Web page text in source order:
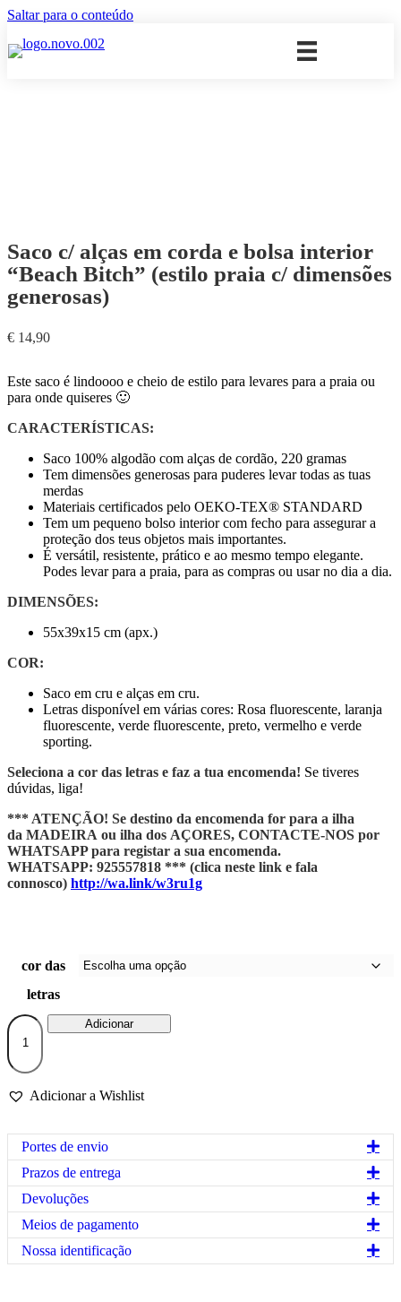
Saltar para o conteúdo
Saco c/ alças em corda e bolsa interior
“Beach Bitch” (estilo praia c/ dimensões
generosas)
€ 14,90
Este saco é lindoooo e cheio de estilo para levares para a praia ou
para onde quiseres 🙂
CARACTERÍSTICAS:
Saco 100% algodão com alças de cordão, 220 gramas
Tem dimensões generosas para puderes levar todas as tuas
merdas
Materiais certificados pelo OEKO-TEX® STANDARD
Tem um pequeno bolso interior com fecho para assegurar a
proteção dos teus objetos mais importantes.
É versátil, resistente, prático e ao mesmo tempo elegante.
Podes levar para a praia, para as compras ou usar no dia a dia.
DIMENSÕES:
55x39x15 cm (apx.)
COR:
Saco em cru e alças em cru.
Letras disponível em várias cores: Rosa fluorescente, laranja
fluorescente, verde fluorescente, preto, vermelho e verde
sporting.
Seleciona a cor das letras e faz a tua encomenda! Se tiveres
dúvidas, liga!
*** ATENÇÃO! Se destino da encomenda for para a ilha
da MADEIRA ou ilha dos AÇORES, CONTACTE-NOS por
WHATSAPP para registar a sua encomenda.
WHATSAPP: 925557818 *** (clica neste link e fala
connosco) http://wa.link/w3ru1g
cor das
letras
Quantidade
Saco
c/
em
e
bolsa
interior
"Beach
Bitch"
(estilo
praia
dimensões
Adicionar
Adicionar a Wishlist
Portes de envio
Prazos de entrega
Devoluções
Meios de pagamento
Nossa identificação